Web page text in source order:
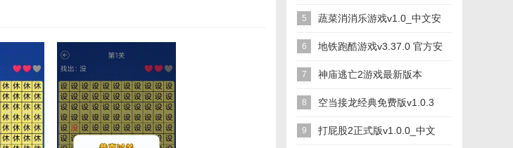
安卓最新版_中文安卓app手
机软件下载
5 蔬菜消消乐游戏v1.0_中文安
卓app手机软件下载
6 地铁跑酷游戏v3.37.0 官方安
卓版_中文安卓app手机软件
下载
7 神庙逃亡2游戏最新版本
v6.5.1 官方安卓中文版_中文
安卓app手机软件下载
8 空当接龙经典免费版v1.0.3
安卓版_中文安卓app手机软
9 打屁股2正式版v1.0.0_中文